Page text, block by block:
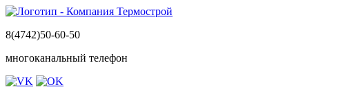
8(4742)50-60-50
многоканальный телефон